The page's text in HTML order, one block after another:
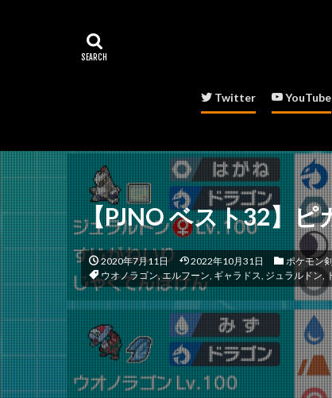
Twitter YouTube
【PJNO ベスト32】ピ
2020年7月11日 2022年10月31日 ポケモン
ウオノラゴン,エルフーン, ギャラドス, ジュラルドン,